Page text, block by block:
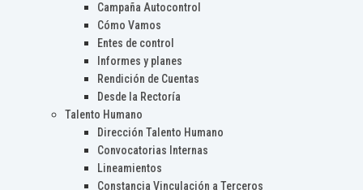
Campaña Autocontrol
Cómo Vamos
Entes de control
Informes y planes
Rendición de Cuentas
Desde la Rectoría
Talento Humano
Dirección Talento Humano
Convocatorias Internas
Lineamientos
Constancia Vinculación a Terceros